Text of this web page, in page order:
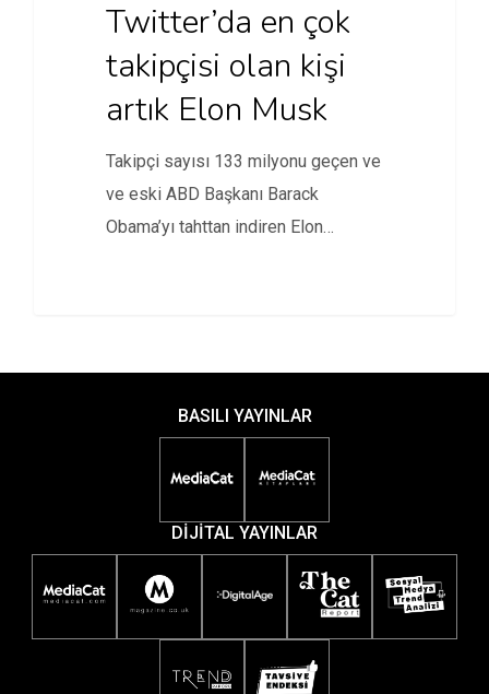
Twitter’da en çok
takipçisi olan kişi
artık Elon Musk
Takipçi sayısı 133 milyonu geçen ve
ve eski ABD Başkanı Barack
Obama’yı tahttan indiren Elon…
BASILI YAYINLAR
DİJİTAL YAYINLAR